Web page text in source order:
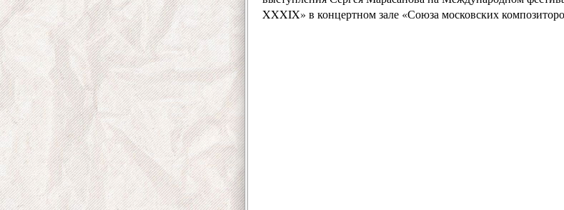
XXXIX» в концертном зале «Союза московских